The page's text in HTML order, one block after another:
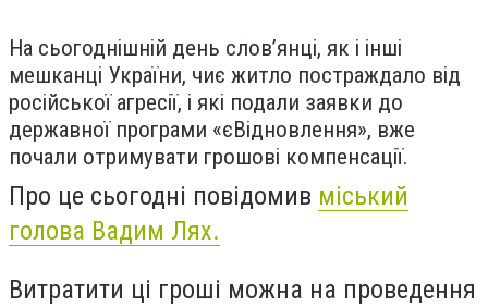
На сьогоднішній день слов’янці, як і інші
мешканці України, чиє житло постраждало від
російської агресії, і які подали заявки до
державної програми «єВідновлення», вже
почали отримувати грошові компенсації.
Про це сьогодні повідомив міський
голова Вадим Лях.
Витратити ці гроші можна на проведення